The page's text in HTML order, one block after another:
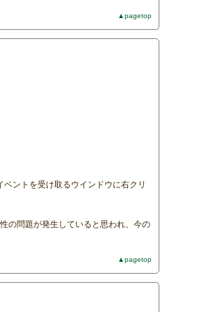
▲pagetop
ントを受け取るウインドウに右クリ
の問題が発生していると思われ、今の
▲pagetop